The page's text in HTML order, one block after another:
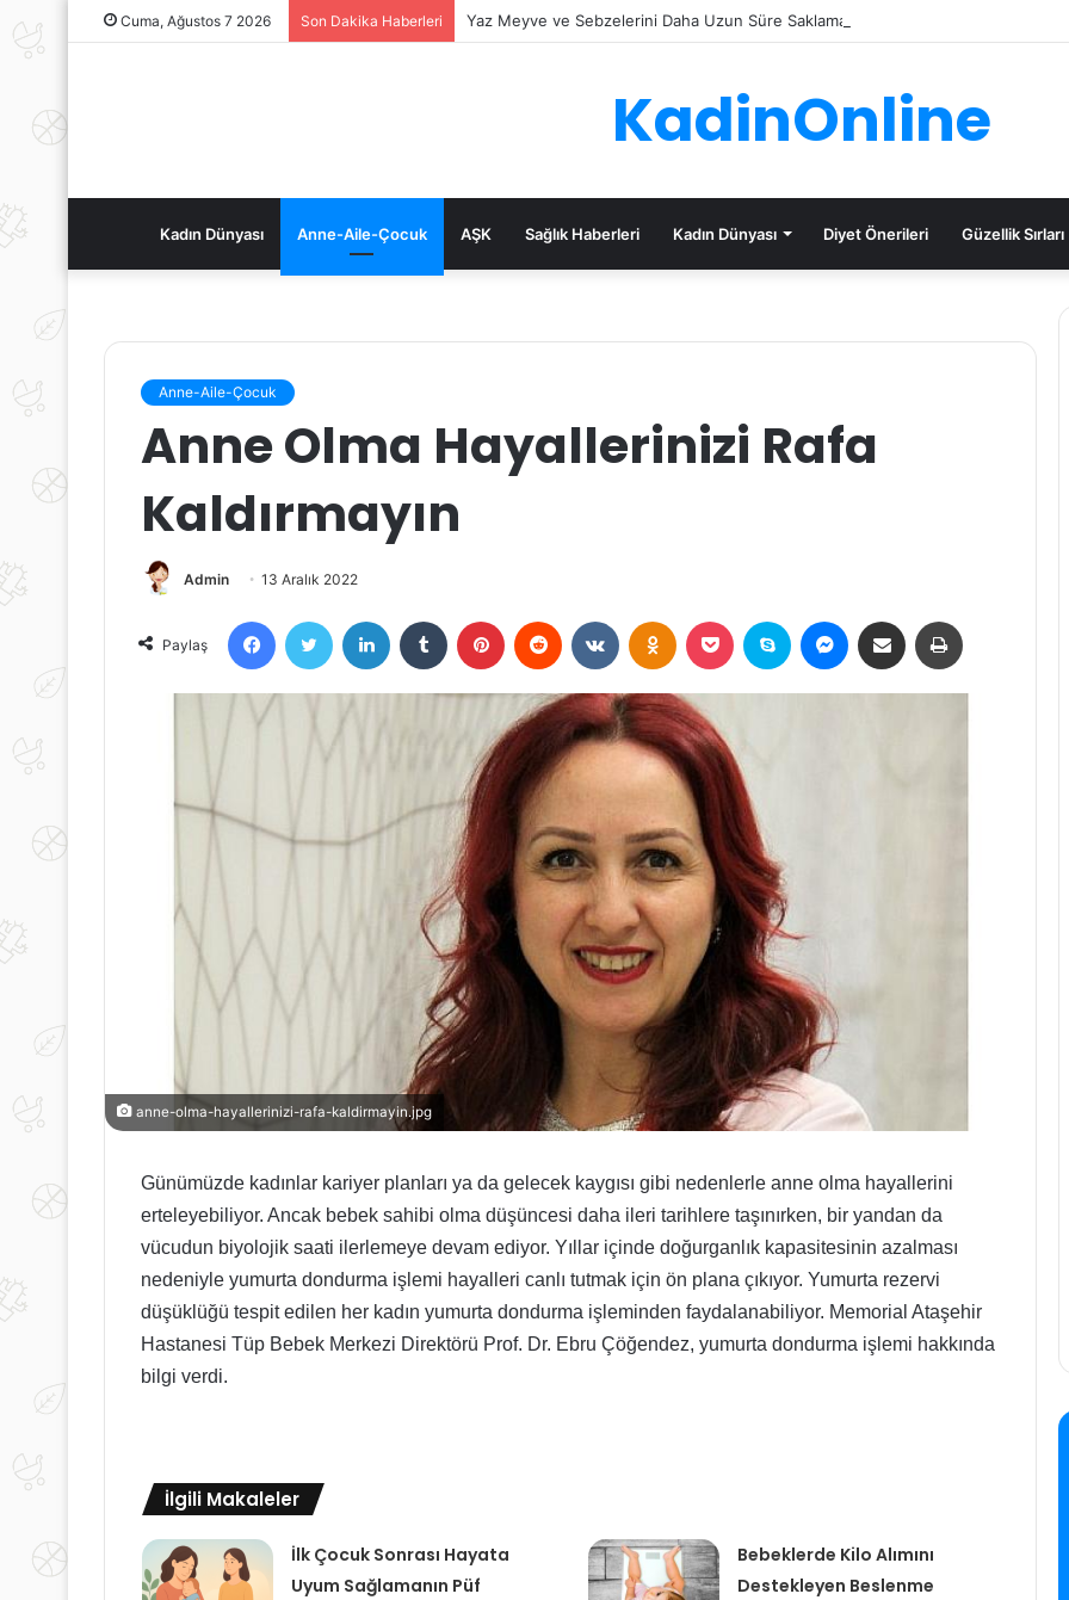
Cuma, Ağustos 7 2026 Son Dakika Haberleri Yaz Meyve ve Sebzelerini Daha Uzun Süre Saklama İpuçları
KadinOnline
Kadın Dünyası Anne-Aile-Çocuk AŞK Sağlık Haberleri Kadın Dünyası Diyet Önerileri Güzellik Sırları
Anne-Aile-Çocuk
Anne Olma Hayallerinizi Rafa
Kaldırmayın
Admin 13 Aralık 2022
Paylaş
FacebookTwitter LinkedIn Tumblr Pinterest Reddit VKontakteOdnoklassniki
Pocket Skype MessengerE-Posta ile paylaş
anne-olma-hayallerinizi-rafa-kaldirmayin.jpg
Günümüzde kadınlar kariyer planları ya da gelecek kaygısı gibi nedenlerle anne olma hayallerini
erteleyebiliyor. Ancak bebek sahibi olma düşüncesi daha ileri tarihlere taşınırken, bir yandan da
vücudun biyolojik saati ilerlemeye devam ediyor. Yıllar içinde doğurganlık kapasitesinin azalması
nedeniyle yumurta dondurma işlemi hayalleri canlı tutmak için ön plana çıkıyor. Yumurta rezervi
düşüklüğü tespit edilen her kadın yumurta dondurma işleminden faydalanabiliyor. Memorial Ataşehir
Hastanesi Tüp Bebek Merkezi Direktörü Prof. Dr. Ebru Çöğendez, yumurta dondurma işlemi hakkında
bilgi verdi.
İlgili Makaleler
İlk Çocuk Sonrası Hayata
Uyum Sağlamanın Püf
Bebeklerde Kilo Alımını
Destekleyen Beslenme